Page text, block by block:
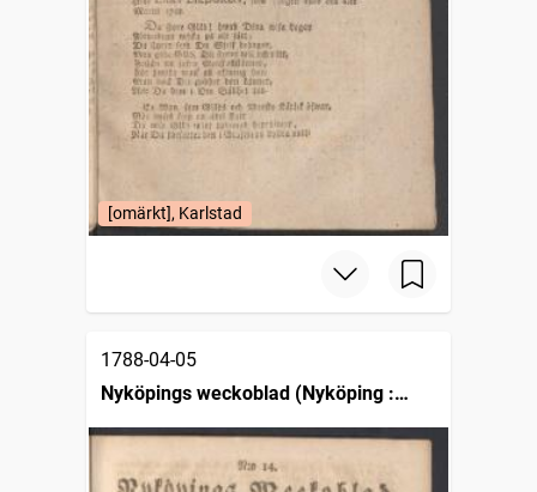
[omärkt], Karlstad
1788-04-05
Nyköpings weckoblad (Nyköping :
1786)